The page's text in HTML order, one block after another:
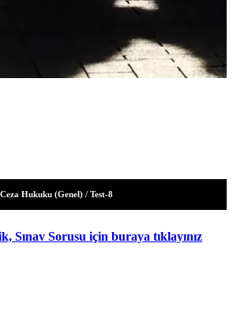
Bilgiler
Ceza Hukuku (Genel)/ Test-8
Sınav Sorusu için buraya tıklayınız